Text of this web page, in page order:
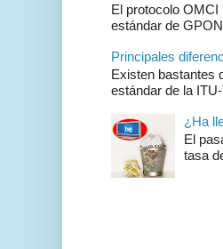
El protocolo
estándar de
Principales
Existen bastantes
estándar de la
¿Ha
El
tasa